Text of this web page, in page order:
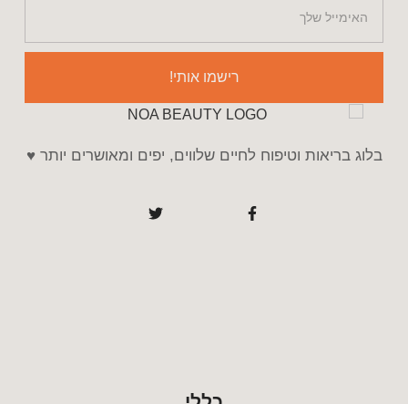
רישמו אותי!
בלוג בריאות וטיפוח לחיים שלווים, יפים ומאושרים יותר ♥️